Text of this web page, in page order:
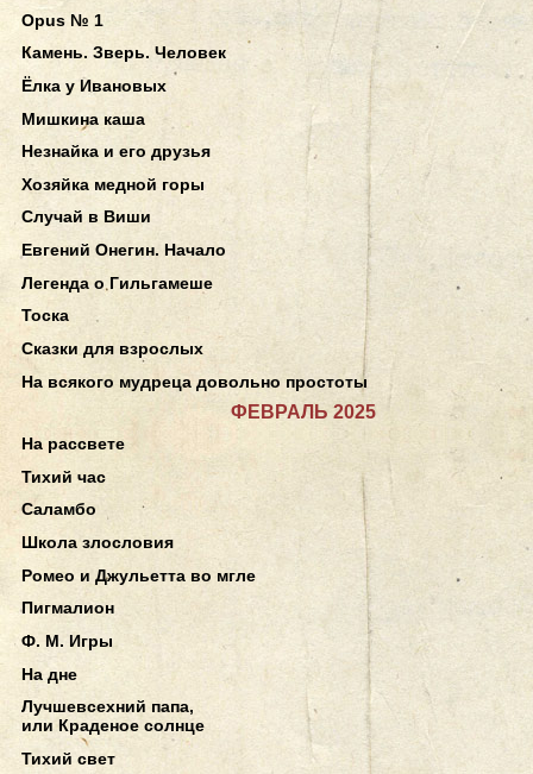
Opus № 1
Камень. Зверь. Человек
Ёлка у Ивановых
Мишкина каша
Незнайка и его друзья
Хозяйка медной горы
Случай в Виши
Евгений Онегин. Начало
Легенда о Гильгамеше
Тоска
Сказки для взрослых
На всякого мудреца довольно простоты
ФЕВРАЛЬ 2025
На рассвете
Тихий час
Саламбо
Школа злословия
Ромео и Джульетта во мгле
Пигмалион
Ф. М. Игры
На дне
Лучшевсехний папа,
или Краденое солнце
Тихий свет